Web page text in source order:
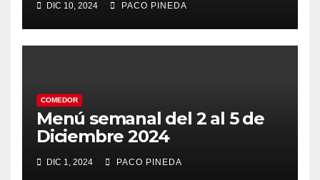
DIC 10, 2024 PACO PINEDA
COMEDOR
Menú semanal del 2 al 5 de
Diciembre 2024
DIC 1, 2024 PACO PINEDA